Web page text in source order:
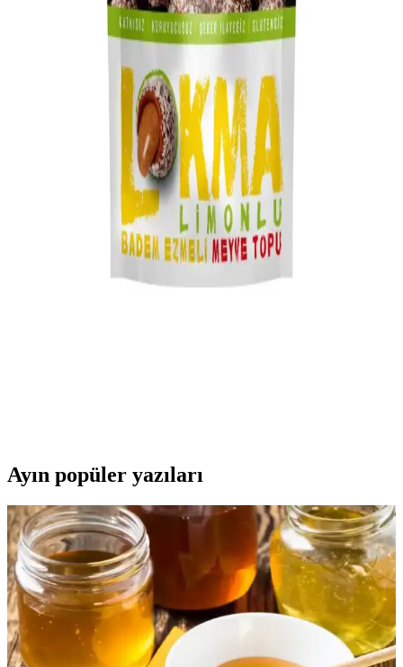
Bim marketlerde satılan Antep fıstığı, tazelik ve kalite açısından
dikkat edilmesi gereken önemli özellikler taşır. Farklı paketlerde
Kestaneli Pasta Tarifi: Pratik ve Lezzetli Sonbahar
Tatlısı Hazırlama Rehberi
Kestaneli pasta tarifi, pratik yapımı ve zengin aromasıyla sonbahar
ve kış aylarında tercih edilen enfes bir tatlıdır. Malzemelerin doğru
oranlarıyla hazırlanan bu tarif, sofralarınıza renk ve lezzet getirir.
Hershey's: Dünya Genelinde Tanınan ve Güvenilir
Bir Tatlı ve Şekerleme Markası
Hershey's, yüksek kaliteli çikolata ve şekerleme ürünleriyle global
pazarda öne çıkan güvenilir bir marka. Geniş ürün yelpazesi ve
Ayın popüler yazıları